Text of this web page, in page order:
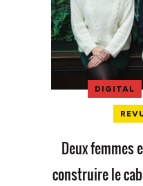
DIGITAL
Deux femmes
construire le